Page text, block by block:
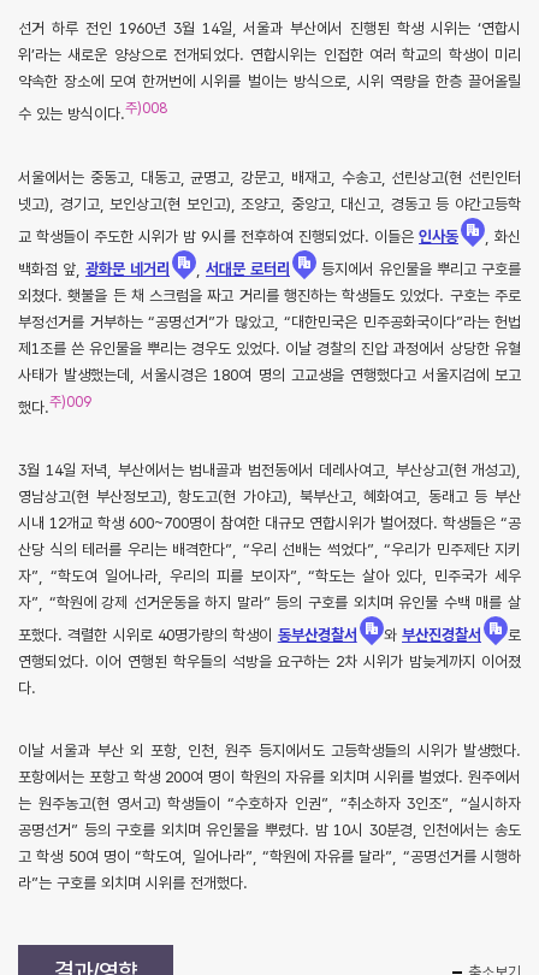
선거 하루 전인 1960년 3월 14일, 서울과 부산에서 진행된 학생 시위는 ‘연합시
위’라는 새로운 양상으로 전개되었다. 연합시위는 인접한 여러 학교의 학생이 미리
약속한 장소에 모여 한꺼번에 시위를 벌이는 방식으로, 시위 역량을 한층 끌어올릴
수 있는 방식이다.주)008
서울에서는 중동고, 대동고, 균명고, 강문고, 배재고, 수송고, 선린상고(현 선린인터
넷고), 경기고, 보인상고(현 보인고), 조양고, 중앙고, 대신고, 경동고 등 야간고등학
교 학생들이 주도한 시위가 밤 9시를 전후하여 진행되었다. 이들은 인사동
, 화신
백화점 앞, 광화문 네거리 서대문 로터리
등지에서 유인물을 뿌리고 구호를
외쳤다. 횃불을 든 채 스크럼을 짜고 거리를 행진하는 학생들도 있었다. 구호는 주로
부정선거를 거부하는 “공명선거”가 많았고, “대한민국은 민주공화국이다”라는 헌법
제1조를 쓴 유인물을 뿌리는 경우도 있었다. 이날 경찰의 진압 과정에서 상당한 유혈
사태가 발생했는데, 서울시경은 180여 명의 고교생을 연행했다고 서울지검에 보고
했다.주)009
3월 14일 저녁, 부산에서는 범내골과 범전동에서 데레사여고, 부산상고(현 개성고),
영남상고(현 부산정보고), 항도고(현 가야고), 북부산고, 혜화여고, 동래고 등 부산
시내 12개교 학생 600~700명이 참여한 대규모 연합시위가 벌어졌다. 학생들은 “공
산당 식의 테러를 우리는 배격한다”, “우리 선배는 썩었다”, “우리가 민주제단 지키
자”, “학도여 일어나라, 우리의 피를 보이자”, “학도는 살아 있다, 민주국가 세우
자”, “학원에 강제 선거운동을 하지 말라” 등의 구호를 외치며 유인물 수백 매를 살
포했다. 격렬한 시위로 40명가량의 학생이 동부산경찰서 와부산진경찰서
로
연행되었다. 이어 연행된 학우들의 석방을 요구하는 2차 시위가 밤늦게까지 이어졌
다.
이날 서울과 부산 외 포항, 인천, 원주 등지에서도 고등학생들의 시위가 발생했다.
포항에서는 포항고 학생 200여 명이 학원의 자유를 외치며 시위를 벌였다. 원주에서
는 원주농고(현 영서고) 학생들이 “수호하자 인권”, “취소하자 3인조”, “실시하자
공명선거” 등의 구호를 외치며 유인물을 뿌렸다. 밤 10시 30분경, 인천에서는 송도
고 학생 50여 명이 “학도여, 일어나라”, “학원에 자유를 달라”, “공명선거를 시행하
라”는 구호를 외치며 시위를 전개했다.